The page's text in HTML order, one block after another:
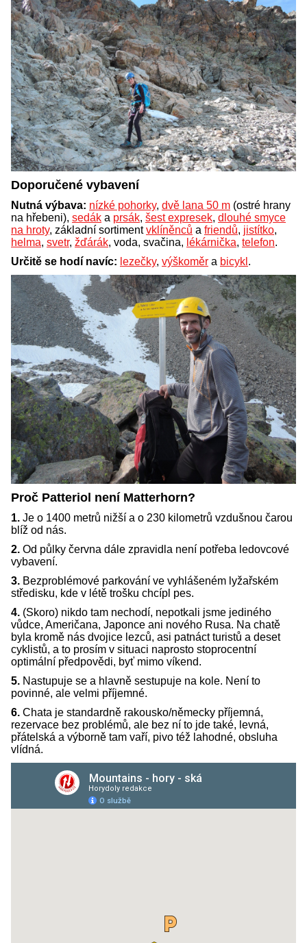
Doporučené vybavení
Nutná výbava: nízké pohorky, dvě lana 50 m (ostré hrany
na hřebeni), sedák a prsák, šest expresek, dlouhé smyce
na hroty, základní sortimentvklíněnců a friendů, jistítko,
helma, svetr, žďárák, voda, svačina, lékárnička, telefon.
Určitě se hodí navíc: lezečky, výškoměr a bicykl .
Proč Patteriol není Matterhorn?
1. Je o 1400 metrů nižší a o 230 kilometrů vzdušnou čarou
blíž od nás.
2. Od půlky června dále zpravidla není potřeba ledovcové
vybavení.
3. Bezproblémové parkování ve vyhlášeném lyžařském
středisku, kde v létě trošku chcípl pes.
4. (Skoro) nikdo tam nechodí, nepotkali jsme jediného
vůdce, Američana, Japonce ani nového Rusa. Na chatě
byla kromě nás dvojice lezců, asi patnáct turistů a deset
cyklistů, a to prosím v situaci naprosto stoprocentní
optimální předpovědi, byť mimo víkend.
5. Nastupuje se a hlavně sestupuje na kole. Není to
povinné, ale velmi příjemné.
6. Chata je standardně rakousko/německy příjemná,
rezervace bez problémů, ale bez ní to jde také, levná,
přátelská a výborně tam vaří, pivo též lahodné, obsluha
vlídná.